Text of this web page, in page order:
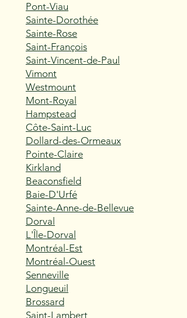
Pont-Viau
Sainte-Dorothée
Sainte-Rose
Saint-François
Saint-Vincent-de-Paul
Vimont
Westmount
Mont-Royal
Hampstead
Côte-Saint-Luc
Dollard-des-Ormeaux
Pointe-Claire
Kirkland
Beaconsfield
Baie-D'Urfé
Sainte-Anne-de-Bellevue
Dorval
L'Île-Dorval
Montréal-Est
Montréal-Ouest
Senneville
Longueuil
Brossard
Saint-Lambert